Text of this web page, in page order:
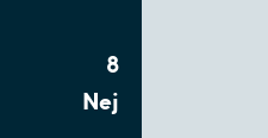
8
Nej